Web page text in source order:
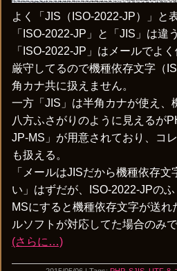
よく「JIS（ISO-2022-JP）」と
「ISO-2022-JP」と「JIS」は違
「ISO-2022-JP」はメールでよ
厳守してるので機種依存文字（
角カナ共に扱えません。
一方「JIS」は半角カナが使え、
八方ふさがりのように見えるが
JP-MS」が用意されており、コ
も扱える。
「メールはJISだから機種依存
い」はずだが、ISO-2022-JPの
MSにすると機種依存文字が送
ルソフトが対応してた場合のみ
(さらに…)